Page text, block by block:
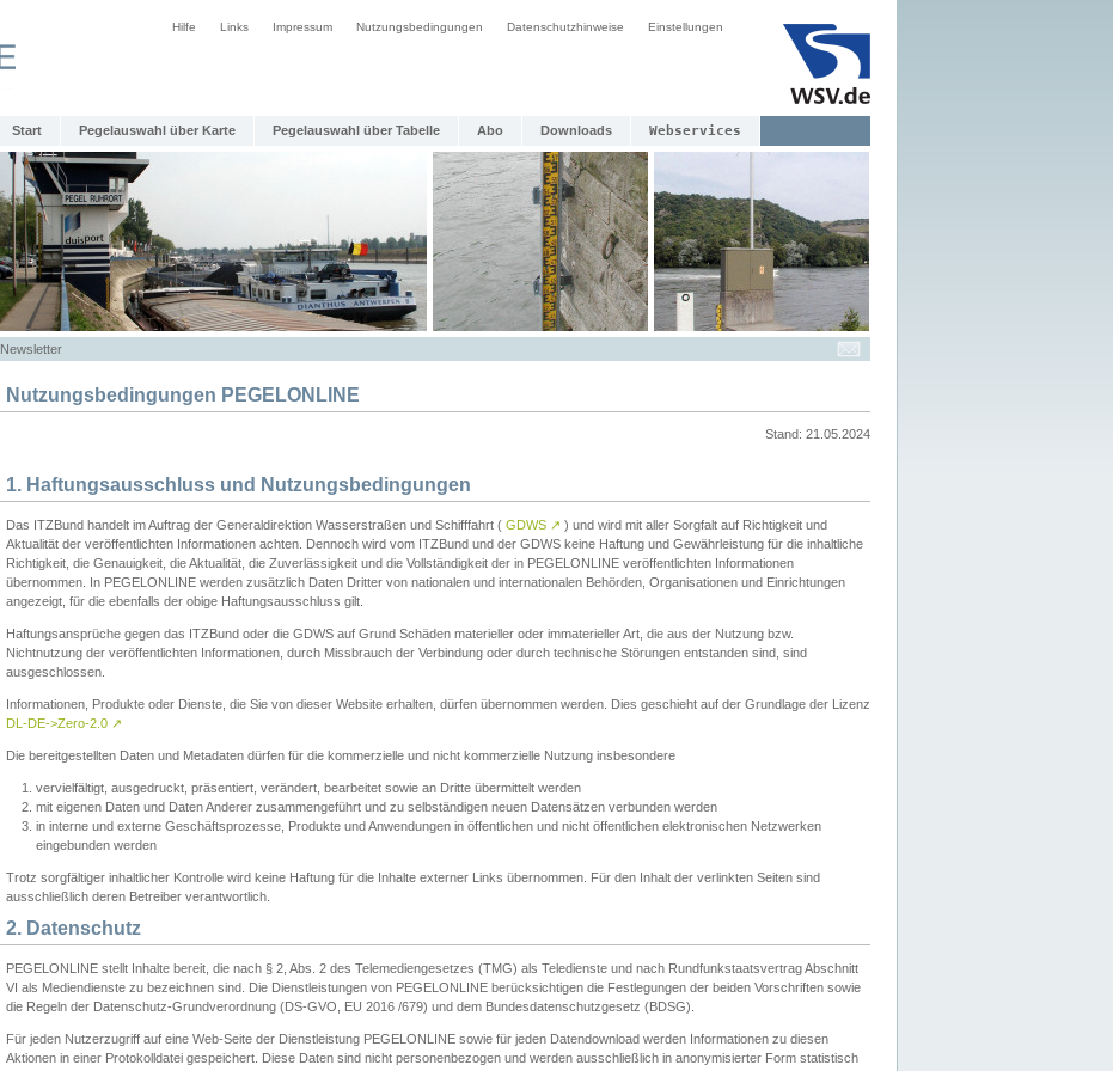
Hilfe Links Impressum Nutzungsbedingungen Datenschutzhinweise Einstellungen
Start Pegelauswahl über Karte Pegelauswahl über Tabelle Abo Downloads Webservices
Newsletter
Nutzungsbedingungen PEGELONLINE
Stand: 21.05.2024
1. Haftungsausschluss und Nutzungsbedingungen
Das ITZBund handelt im Auftrag der Generaldirektion Wasserstraßen und Schifffahrt ( GDWS ↗ ) und wird mit aller Sorgfalt auf Richtigkeit und
Aktualität der veröffentlichten Informationen achten. Dennoch wird vom ITZBund und der GDWS keine Haftung und Gewährleistung für die inhaltliche
Richtigkeit, die Genauigkeit, die Aktualität, die Zuverlässigkeit und die Vollständigkeit der in PEGELONLINE veröffentlichten Informationen
übernommen. In PEGELONLINE werden zusätzlich Daten Dritter von nationalen und internationalen Behörden, Organisationen und Einrichtungen
angezeigt, für die ebenfalls der obige Haftungsausschluss gilt.
Haftungsansprüche gegen das ITZBund oder die GDWS auf Grund Schäden materieller oder immaterieller Art, die aus der Nutzung bzw.
Nichtnutzung der veröffentlichten Informationen, durch Missbrauch der Verbindung oder durch technische Störungen entstanden sind, sind
ausgeschlossen.
Informationen, Produkte oder Dienste, die Sie von dieser Website erhalten, dürfen übernommen werden. Dies geschieht auf der Grundlage der Lizenz
DL-DE->Zero-2.0 ↗
Die bereitgestellten Daten und Metadaten dürfen für die kommerzielle und nicht kommerzielle Nutzung insbesondere
vervielfältigt, ausgedruckt, präsentiert, verändert, bearbeitet sowie an Dritte übermittelt werden
mit eigenen Daten und Daten Anderer zusammengeführt und zu selbständigen neuen Datensätzen verbunden werden
in interne und externe Geschäftsprozesse, Produkte und Anwendungen in öffentlichen und nicht öffentlichen elektronischen Netzwerken
eingebunden werden
Trotz sorgfältiger inhaltlicher Kontrolle wird keine Haftung für die Inhalte externer Links übernommen. Für den Inhalt der verlinkten Seiten sind
ausschließlich deren Betreiber verantwortlich.
2. Datenschutz
PEGELONLINE stellt Inhalte bereit, die nach § 2, Abs. 2 des Telemediengesetzes (TMG) als Teledienste und nach Rundfunkstaatsvertrag Abschnitt
VI als Mediendienste zu bezeichnen sind. Die Dienstleistungen von PEGELONLINE berücksichtigen die Festlegungen der beiden Vorschriften sowie
die Regeln der Datenschutz-Grundverordnung (DS-GVO, EU 2016 /679) und dem Bundesdatenschutzgesetz (BDSG).
Für jeden Nutzerzugriff auf eine Web-Seite der Dienstleistung PEGELONLINE sowie für jeden Datendownload werden Informationen zu diesen
Aktionen in einer Protokolldatei gespeichert. Diese Daten sind nicht personenbezogen und werden ausschließlich in anonymisierter Form statistisch